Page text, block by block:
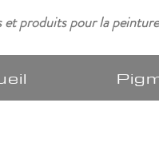
et produits pour la